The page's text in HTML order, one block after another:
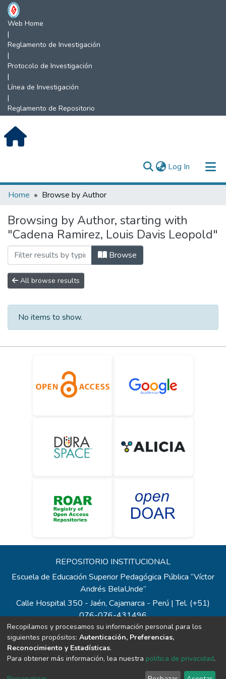
Web Home
|
Reglamento de Investigación
|
Protocolo de Investigación
|
Línea de Investigación
|
Reglamento de Repositorio
Log In (current)
Communities & Collections
All of DSpace
Home Browse by Author
Browsing by Author, starting with
"Cadena Ramirez, Louis Davis Leopold"
Browse
All browse results
No items to show.
REPOSITORIO INSTITUCIONAL
Escuela de Educación Superior Pedagógica Pública “Víctor
Andrés BelaUnde”
Calle Hospital 350 - Jaén, Cajamarca - Perú | Tel. (+51)
076-076-431496
Todos los contenidos de repositorio.eesppvab.edu.pe están
bajo la Licencia Creative Commons
Correo:repositorio@eesppvab.edu.pe
Recopilamos y procesamos su información personal para los
siguientes propósitos: Autenticación, Preferencias,
Reconocimiento y Estadísticas.
Para obtener más información, lea nuestra política de privacidad.